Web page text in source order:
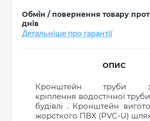
Обмін / повернення товару
днів
Детальніше про гарантії
ОПИС
Кронштейн труби
кріплення водостічної
будівлі . Кронштейн
жорсткого ПВХ (PVC-U)